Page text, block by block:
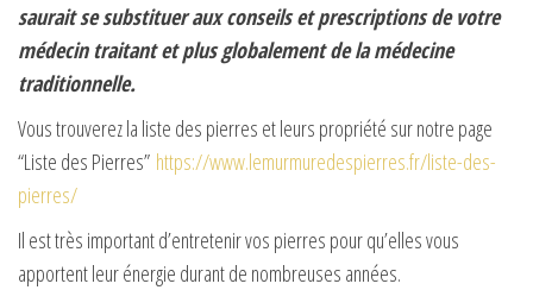
saurait se substituer aux conseils et prescriptions de votre
médecin traitant et plus globalement de la médecine
traditionnelle.
Vous trouverez la liste des pierres et leurs propriété sur notre page
“Liste des Pierres” https://www.lemurmuredespierres.fr/liste-des-
pierres/
Il est très important d’entretenir vos pierres pour qu’elles vous
apportent leur énergie durant de nombreuses années.